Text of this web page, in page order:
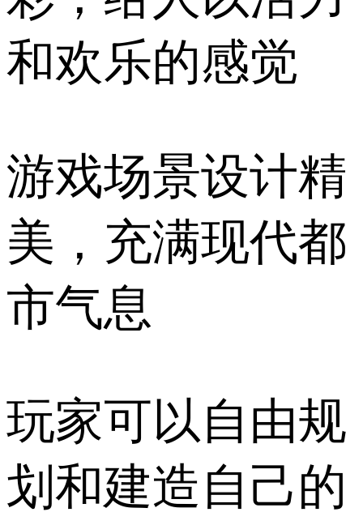
和欢乐的感觉
游戏场景设计精
美，充满现代都
市气息
玩家可以自由规
划和建造自己的